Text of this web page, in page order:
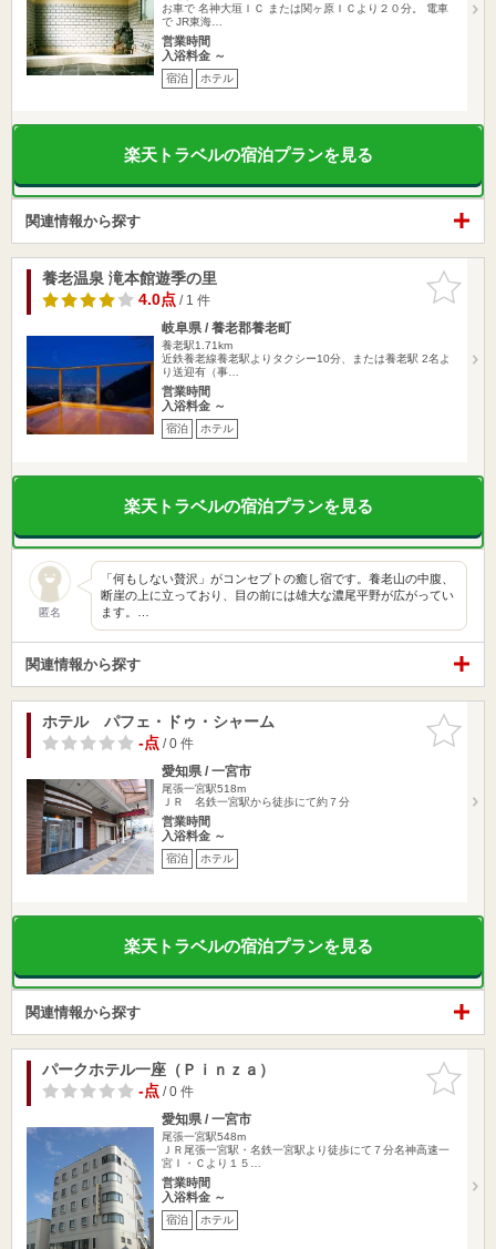
お車で 名神大垣ＩＣ または関ヶ原ＩＣより２０分。 電車
で JR東海…
営業時間
入浴料金 ～
宿泊 ホテル
楽天トラベルの宿泊プランを見る
関連情報から探す
お気に入
りに追加
養老温泉 滝本館遊季の里
4.0点/ 1 件
岐阜県 / 養老郡養老町
養老駅1.71km
近鉄養老線養老駅よりタクシー10分、または養老駅 2名よ
り送迎有（事…
営業時間
入浴料金 ～
宿泊 ホテル
楽天トラベルの宿泊プランを見る
匿名
「何もしない贅沢」がコンセプトの癒し宿です。養老山の中腹、
断崖の上に立っており、目の前には雄大な濃尾平野が広がってい
ます。…
関連情報から探す
お気に入
りに追加
ホテル パフェ・ドゥ・シャーム
-点/ 0 件
愛知県 / 一宮市
尾張一宮駅518m
ＪＲ 名鉄一宮駅から徒歩にて約７分
営業時間
入浴料金 ～
宿泊 ホテル
楽天トラベルの宿泊プランを見る
関連情報から探す
お気に入
りに追加
パークホテル一座（Ｐｉｎｚａ）
-点/ 0 件
愛知県 / 一宮市
尾張一宮駅548m
ＪＲ尾張一宮駅・名鉄一宮駅より徒歩にて７分名神高速一
宮Ｉ・Ｃより１５…
営業時間
入浴料金 ～
宿泊 ホテル